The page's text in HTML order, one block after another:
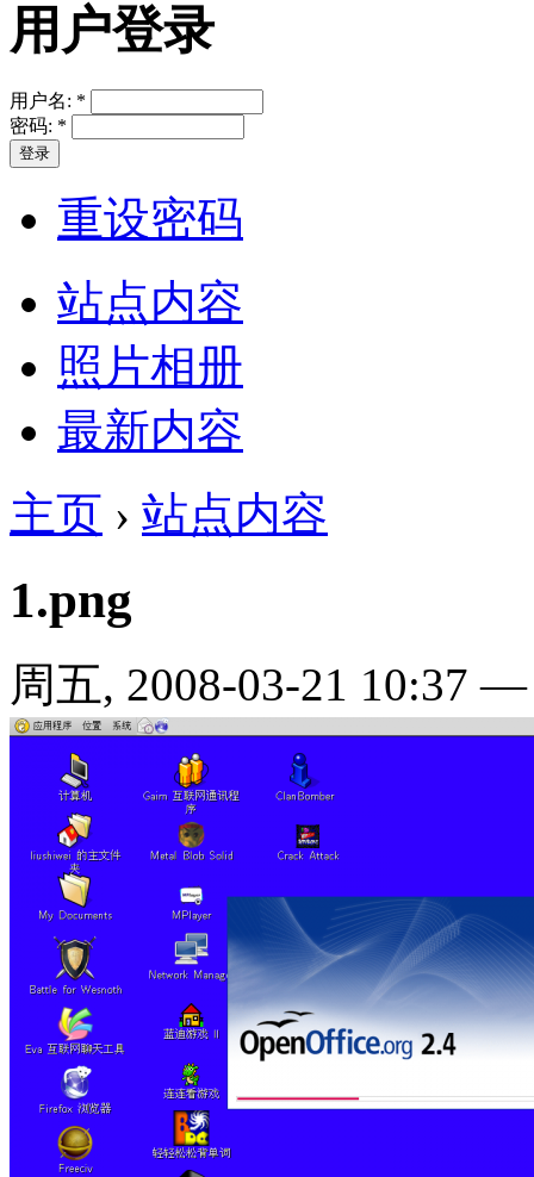
用户登录
用户名: *
密码: *
重设密码
站点内容
照片相册
最新内容
主页 › 站点内容
1.png
周五, 2008-03-21 10:37